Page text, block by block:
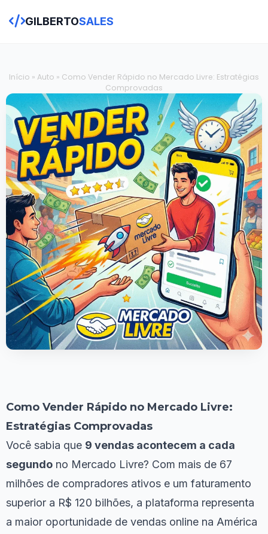
GILBERTOSALES
Início » Auto » Como Vender Rápido no Mercado Livre: Estratégias
Comprovadas
Como Vender Rápido no Mercado Livre:
Estratégias Comprovadas
Você sabia que 9 vendas acontecem a cada
segundo no Mercado Livre? Com mais de 67
milhões de compradores ativos e um faturamento
superior a R$ 120 bilhões, a plataforma representa
a maior oportunidade de vendas online na América